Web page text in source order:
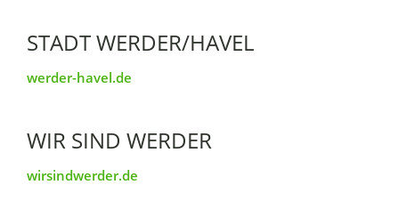
STADT WERDER/HAVEL
werder-havel.de
WIR SIND WERDER
wirsindwerder.de